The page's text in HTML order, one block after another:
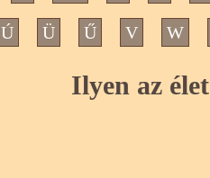
Ú Ü Ű V W
Ilyen az élet